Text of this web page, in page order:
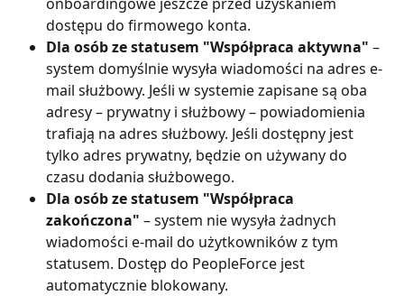
dostępu do firmowego konta.
Dla osób ze statusem "Współpraca aktywna" –
system domyślnie wysyła wiadomości na adres e-
mail służbowy. Jeśli w systemie zapisane są oba
adresy – prywatny i służbowy – powiadomienia
trafiają na adres służbowy. Jeśli dostępny jest
tylko adres prywatny, będzie on używany do
czasu dodania służbowego.
Dla osób ze statusem "Współpraca
zakończona" – system nie wysyła żadnych
wiadomości e-mail do użytkowników z tym
statusem. Dostęp do PeopleForce jest
automatycznie blokowany.